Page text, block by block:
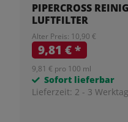
PIPERCROSS
LUFTFILTER
Alter Preis: 10,90 €
9,81 €*
9,81 € pro 100 ml
Sofort lieferbar
Lieferzeit: 2 - 3